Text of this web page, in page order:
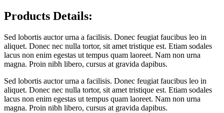
Products Details:
Sed lobortis auctor urna a facilisis. Donec feugiat faucibus leo in
aliquet. Donec nec nulla tortor, sit amet tristique est. Etiam sodales
lacus non enim egestas ut tempus quam laoreet. Nam non urna
magna. Proin nibh libero, cursus at gravida dapibus.
Sed lobortis auctor urna a facilisis. Donec feugiat faucibus leo in
aliquet. Donec nec nulla tortor, sit amet tristique est. Etiam sodales
lacus non enim egestas ut tempus quam laoreet. Nam non urna
magna. Proin nibh libero, cursus at gravida dapibus.